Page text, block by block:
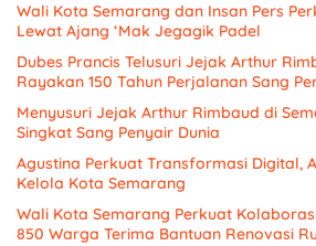
Wali Kota Semarang dan Insan Pers
Lewat Ajang ‘Mak Jegagik Padel
Dubes Prancis Telusuri Jejak Arthur
Rayakan 150 Tahun Perjalanan Sang
Menyusuri Jejak Arthur Rimbaud di
Singkat Sang Penyair Dunia
Agustina Perkuat Transformasi Digital,
Kelola Kota Semarang
Wali Kota Semarang Perkuat
850 Warga Terima Bantuan Renovasi